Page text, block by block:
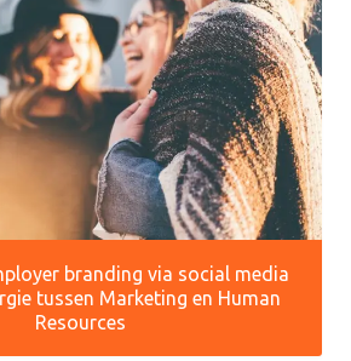
branding via social media
tussen Marketing en Human
Resources